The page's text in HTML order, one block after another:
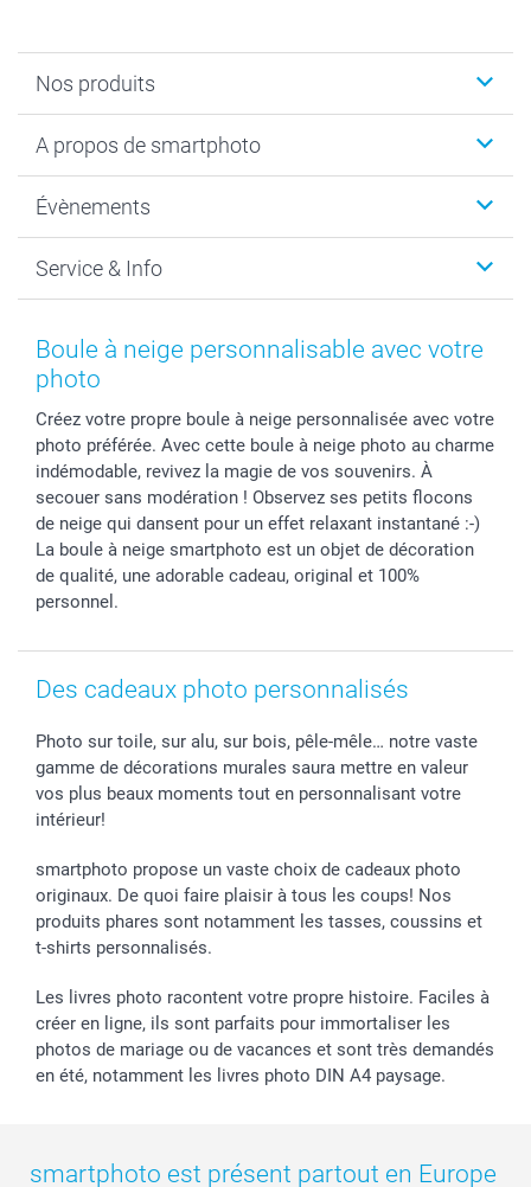
Nos produits
Cadeaux photo
MyNameBook
Développement photo & Tirage photo
Cadres photo & accessoires déco
Calendrier photos & Agendas photo
Chèque Cadeau
A propos de smartphoto
Durabilité
Gestion des cookies
Mentions Légales
Presse
Investor Relations
B2B smartbusiness
Droit de rétractation
Évènements
Nouvel An
Fête des Mères
Fête des Pères
Mariage
Fête d'anniversaire
Collection naissance
Tous les évènements
Service & Info
Tarifs et frais de livraison
Livraison
Modes de Paiement
Identifiez-vous
Plan du site
Statut de ma commande
smarfriends
smartgarantie
smartbonus
Boule à neige personnalisable avec votre
photo
Créez votre propre boule à neige personnalisée avec votre
photo préférée. Avec cette boule à neige photo au charme
indémodable, revivez la magie de vos souvenirs. À
secouer sans modération ! Observez ses petits flocons
de neige qui dansent pour un effet relaxant instantané :-)
La boule à neige smartphoto est un objet de décoration
de qualité, une adorable cadeau, original et 100%
personnel.
Des cadeaux photo personnalisés
Photo sur toile, sur alu, sur bois, pêle-mêle… notre vaste
gamme de décorations murales saura mettre en valeur
vos plus beaux moments tout en personnalisant votre
intérieur!
smartphoto propose un vaste choix de cadeaux photo
originaux. De quoi faire plaisir à tous les coups! Nos
produits phares sont notamment les tasses, coussins et
t-shirts personnalisés.
Les livres photo racontent votre propre histoire. Faciles à
créer en ligne, ils sont parfaits pour immortaliser les
photos de mariage ou de vacances et sont très demandés
en été, notamment les livres photo DIN A4 paysage.
smartphoto est présent partout en Europe